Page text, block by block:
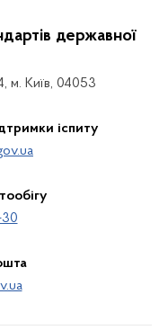
державної
м. Київ, 04053
іспиту